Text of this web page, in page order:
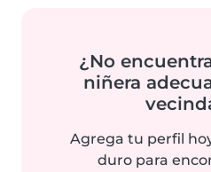
¿No
niñera
Agrega tu perfil
duro para